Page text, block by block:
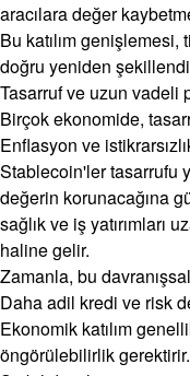
aracılara değer
Bu katılım genişlemesi,
doğru yeniden
Tasarruf ve uzun vadeli
Birçok ekonomide,
Enflasyon ve
Stablecoin'ler tasarrufu
değerin korunacağına
sağlık ve iş yatırımları
haline gelir.
Zamanla, bu
Daha adil kredi ve risk
Ekonomik katılım
öngörülebilirlik gerektirir.